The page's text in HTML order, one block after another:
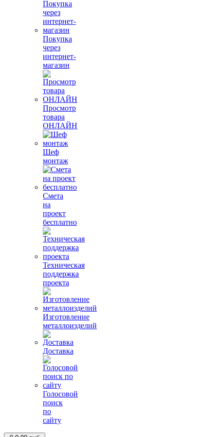
Покупка
через
интернет-
магазин
Просмотр
товара
ОНЛАЙН
Шеф
монтаж
Смета
на
проект
бесплатно
Техническая
поддержка
проекта
Изготовление
металлоизделий
Доставка
Голосовой
поиск
по
сайту